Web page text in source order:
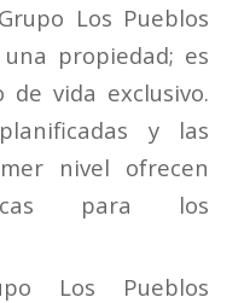
Los Pueblos
propiedad; es
vida exclusivo.
y las
nivel ofrecen
para los
Los Pueblos